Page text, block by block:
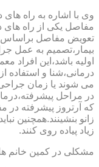
وی با اشاره به راه های
مفاصل یکی از راه های
تعویض مفاصل
بیمار،تصمیم به عمل
اولیه باشد،این افراد
درمانی،شنا و
می شوند یا زمان
در مراحل
که آرتروز پیشرفته در
زانو بنشینند.همچنین
زیاد پیاده روی کنند.
مشکلی در کمین خانم